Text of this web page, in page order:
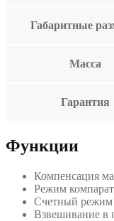
Габаритные
Масса
Гарантия
Функции
Компенсация
Режим
Счетный режим
Взвешивание в